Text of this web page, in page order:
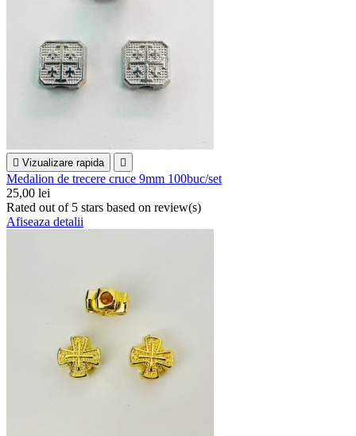
 Vizualizare rapida 
Medalion de trecere cruce 9mm 100buc/set
25,00 lei
Rated out of 5 stars based on review(s)
Afiseaza detalii